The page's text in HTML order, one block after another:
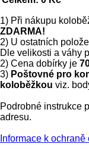
1) Při nákupu
ZDARMA!
2) U ostatních
Dle velikosti a váhy
2) Cena dobírky je
3) Poštovné pro
koloběžkou viz.
Podrobné instrukce
adresu.
Informace k